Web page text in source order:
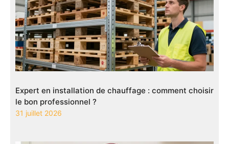
Expert en installation de chauffage : comment choisir
le bon professionnel ?
31 juillet 2026